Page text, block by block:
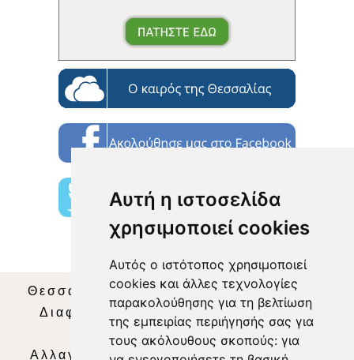
Αυτή η ιστοσελίδα
χρησιμοποιεί cookies
Αυτός ο ιστότοπος χρησιμοποιεί
cookies και άλλες τεχνολογίες
παρακολούθησης για τη βελτίωση
της εμπειρίας περιήγησής σας για
τους ακόλουθους σκοπούς: για
Θεσσαλία Τηλεόραση|SNG Services
Διαφήμιση | Όροι Χρήσης |Δήλωση
Απορρήτου |
Περιεχόμενο
Αλλαγή Προτιμήσεων για τα Cookies